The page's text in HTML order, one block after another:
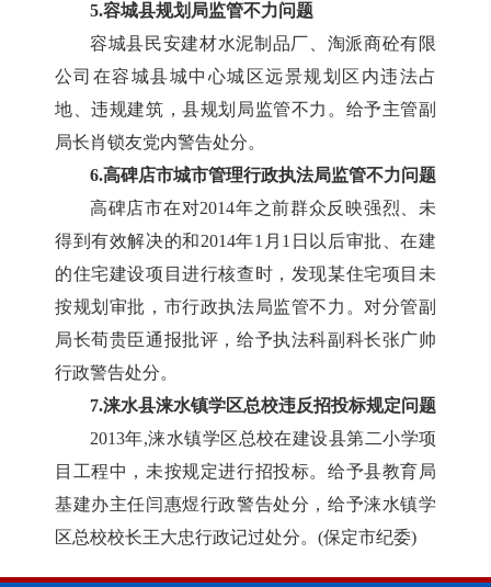
5.容城县规划局监管不力问题
容城县民安建材水泥制品厂、淘派商砼有限
公司在容城县城中心城区远景规划区内违法占
地、违规建筑，县规划局监管不力。给予主管副
局长肖锁友党内警告处分。
6.高碑店市城市管理行政执法局监管不力问题
高碑店市在对2014年之前群众反映强烈、未
得到有效解决的和2014年1月1日以后审批、在建
的住宅建设项目进行核查时，发现某住宅项目未
按规划审批，市行政执法局监管不力。对分管副
局长荀贵臣通报批评，给予执法科副科长张广帅
行政警告处分。
7.涞水县涞水镇学区总校违反招投标规定问题
2013年,涞水镇学区总校在建设县第二小学项
目工程中，未按规定进行招投标。给予县教育局
基建办主任闫惠煜行政警告处分，给予涞水镇学
区总校校长王大忠行政记过处分。(保定市纪委)